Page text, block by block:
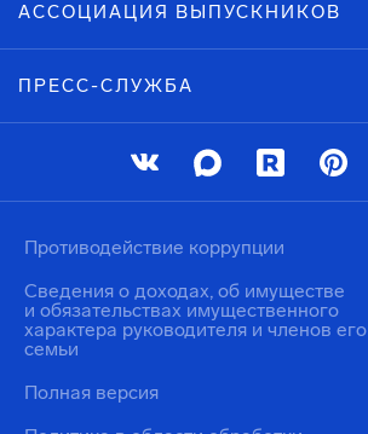
АССОЦИАЦИЯ ВЫПУСКНИКОВ
ПРЕСС-СЛУЖБА
Противодействие коррупции
Сведения о доходах, об имуществе
и обязательствах имущественного
характера руководителя и членов его
семьи
Полная версия